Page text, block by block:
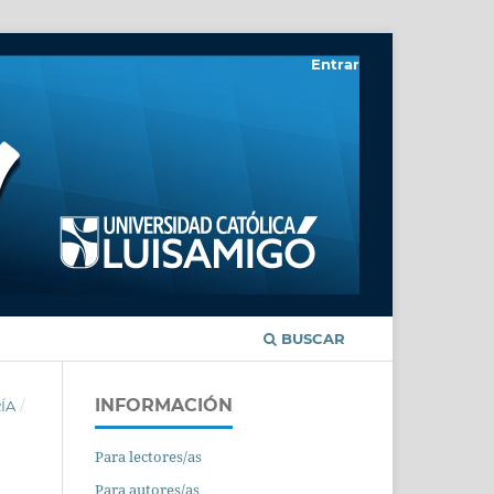
BUSCAR
Entrar
/
INFORMACIÓN
Para lectores/as
Para autores/as